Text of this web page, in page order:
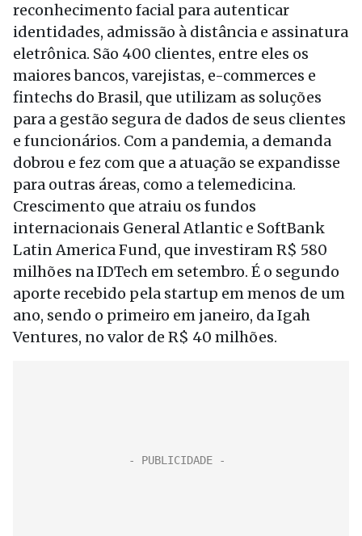
reconhecimento facial para autenticar
identidades, admissão à distância e assinatura
eletrônica. São 400 clientes, entre eles os
maiores bancos, varejistas, e-commerces e
fintechs do Brasil, que utilizam as soluções
para a gestão segura de dados de seus clientes
e funcionários. Com a pandemia, a demanda
dobrou e fez com que a atuação se expandisse
para outras áreas, como a telemedicina.
Crescimento que atraiu os fundos
internacionais General Atlantic e SoftBank
Latin America Fund, que investiram R$ 580
milhões na IDTech em setembro. É o segundo
aporte recebido pela startup em menos de um
ano, sendo o primeiro em janeiro, da Igah
Ventures, no valor de R$ 40 milhões.